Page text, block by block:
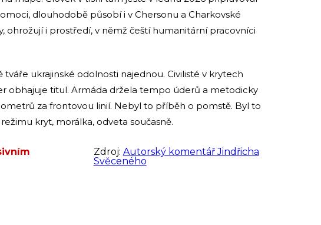
dlouhodobě působí i v Chersonu a Charkovské
ohrožují i prostředí, v němž čeští humanitární pracovníci
ukrajinské odolnosti najednou. Civilisté v krytech
obhajuje titul. Armáda držela tempo úderů a metodicky
za frontovou linií. Nebyl to příběh o pomstě. Byl to
kryt, morálka, odveta současně.
Zdroj: Autorský komentář Jindřicha
Svěceného